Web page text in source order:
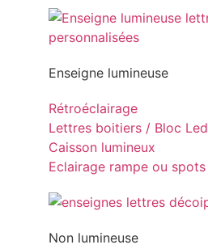
Enseigne lumineuse
Rétroéclairage
Lettres boitiers / Bloc Led
Caisson lumineux
Eclairage rampe ou spots
Non lumineuse